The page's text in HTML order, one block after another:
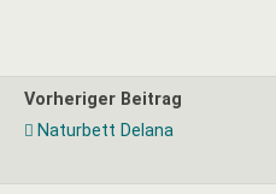
Vorheriger Beitrag
Naturbett Delana